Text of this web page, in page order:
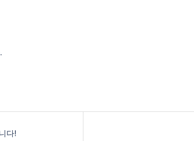
다!